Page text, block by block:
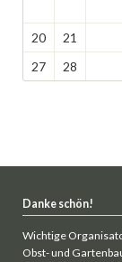
20 21
27
28
Danke schön!
Wichtige
Obst- und